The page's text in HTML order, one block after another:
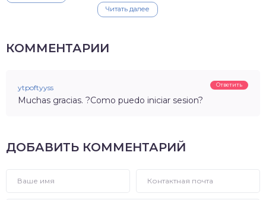
Читать далее
КОММЕНТАРИИ
ytpoftyyss Ответить
Muchas gracias. ?Como puedo iniciar sesion?
ДОБАВИТЬ КОММЕНТАРИЙ